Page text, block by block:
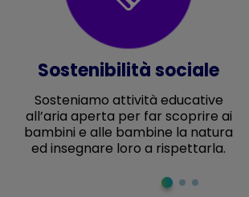
Sostenibilità sociale
Sosteniamo attività educative
all’aria aperta per far scoprire ai
bambini e alle bambine la natura
ed insegnare loro a rispettarla.